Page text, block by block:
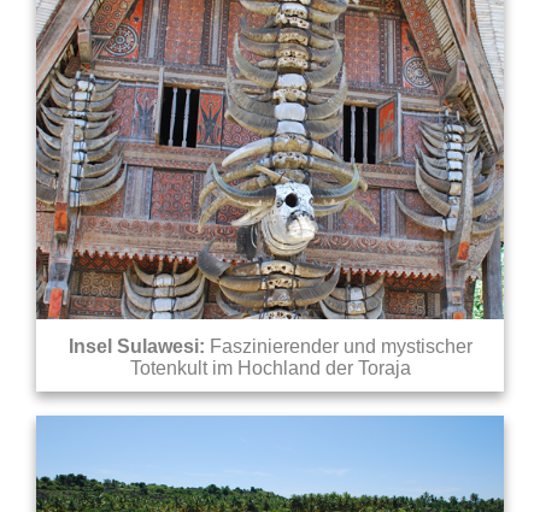
Insel Sulawesi: Faszinierender und mystischer
Totenkult im Hochland der Toraja